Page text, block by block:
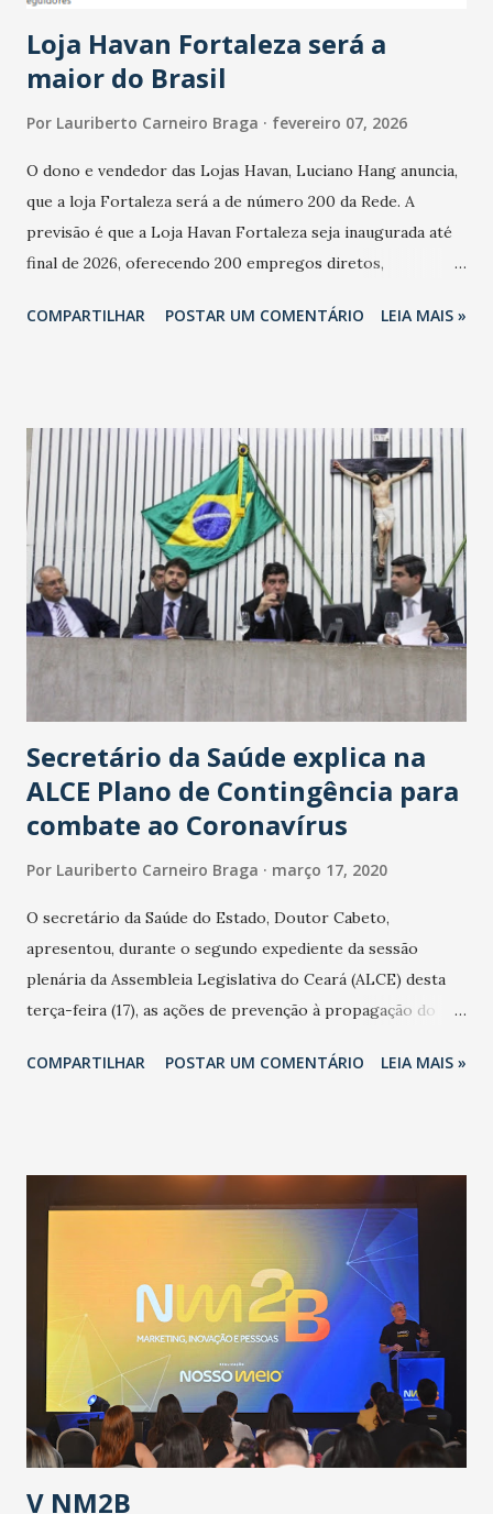
cresceu. De acordo com a pesquisa, 44% dos n...
Loja Havan Fortaleza será a
maior do Brasil
Por Lauriberto Carneiro Braga fevereiro 07, 2026
O dono e vendedor das Lojas Havan, Luciano Hang anuncia,
que a loja Fortaleza será a de número 200 da Rede. A
previsão é que a Loja Havan Fortaleza seja inaugurada até
final de 2026, oferecendo 200 empregos diretos,
Havan Fortaleza ainda não foi anunciada oficialmente, mas
COMPARTILHAR POSTAR UM COMENTÁRIO LEIA MAIS »
Secretário da Saúde explica na
ALCE Plano de Contingência para
combate ao Coronavírus
Por Lauriberto Carneiro Braga março 17, 2020
O secretário da Saúde do Estado, Doutor Cabeto,
apresentou, durante o segundo expediente da sessão
plenária da Assembleia Legislativa do Ceará (ALCE) desta
terça-feira (17), as ações de prevenção à propagação do
adotadas pelo Governo do Estado na contenção da
população suspeita e de cuidados com os ambientes
públicos e domiciliares. “Nós não estamos vivendo uma
epidemia comum, como temos em todos os anos, com
aumento de casos de dengue, influenza ou H1N1. Trata-se
de uma epidemia com um vírus diferente, com um poder de
contaminação maior que outros coronavírus”, apontou o
secretário. Segundo ele, é uma epidemia com chance de
contaminação alta, podendo gerar um grande risco à
população e ao sistema de saúde. “Precisamos saber fazer a
estratificação do risco da doença, para não so...
COMPARTILHAR POSTAR UM COMENTÁRIO LEIA MAIS »
V NM2B